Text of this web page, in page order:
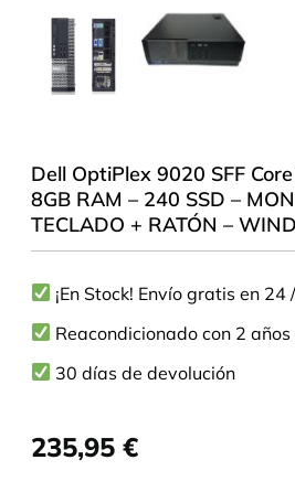
Dell OptiPlex 9020 SFF
8GB RAM – 240 SSD –
TECLADO + RATÓN –
¡En Stock! Envío gratis en 24
Reacondicionado con 2
30 días de devolución
235,95 €